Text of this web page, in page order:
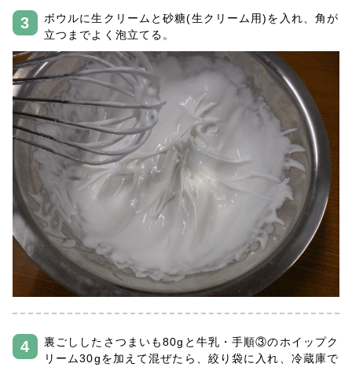
ボウルに生クリームと砂糖(生クリーム用)を入れ、角が
立つまでよく泡立てる。
裏ごししたさつまいも80gと牛乳・手順③のホイップク
リーム30gを加えて混ぜたら、絞り袋に入れ、冷蔵庫で